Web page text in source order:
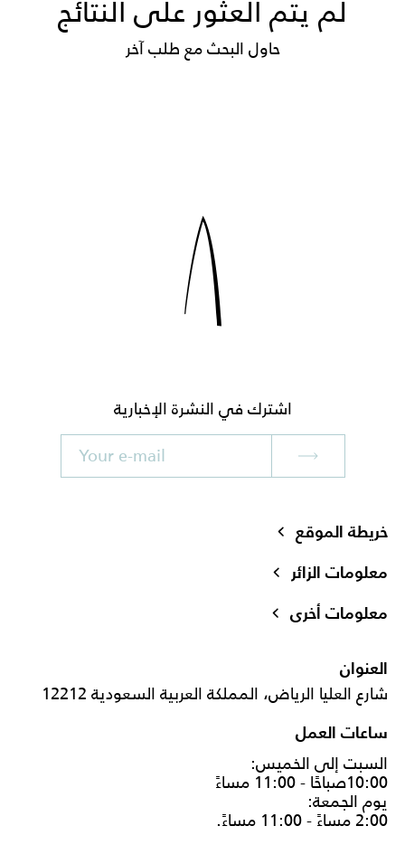
لم يتم العثور على النتائج
حاول البحث مع طلب آخر
اشترك في النشرة الإخبارية
خريطة الموقع
معلومات الزائر
معلومات أخرى
العنوان
شارع العليا الرياض، المملكة العربية السعودية 12212
ساعات العمل
السبت إلى الخميس:
10:00صباحًا - 11:00 مساءً
يوم الجمعة:
2:00 مساءً - 11:00 مساءً.